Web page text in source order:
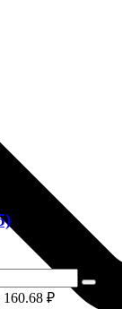
160.68 ₽